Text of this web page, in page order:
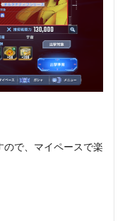
で、マイペースで楽